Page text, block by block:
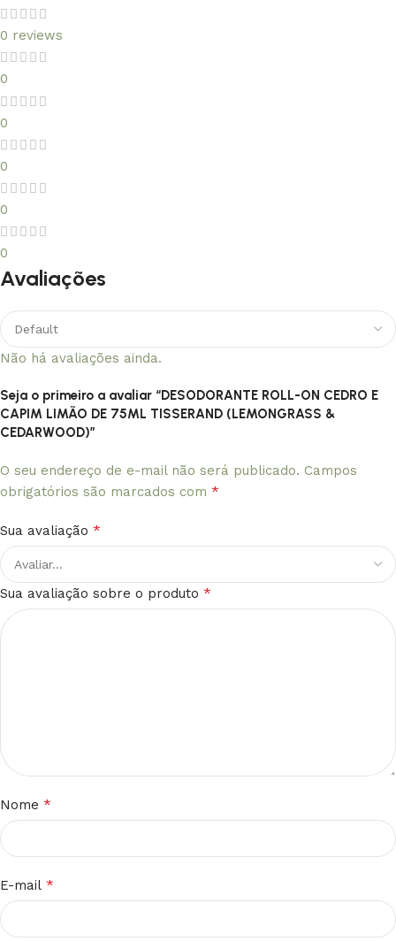
0 reviews
0
0
0
0
0
Avaliações
Não há avaliações ainda.
Seja o primeiro a avaliar “DESODORANTE ROLL-ON CEDRO E
CAPIM LIMÃO DE 75ML TISSERAND (LEMONGRASS &
CEDARWOOD)”
O seu endereço de e-mail não será publicado. Campos
obrigatórios são marcados com *
Sua avaliação *
Sua avaliação sobre o produto *
Nome *
E-mail *